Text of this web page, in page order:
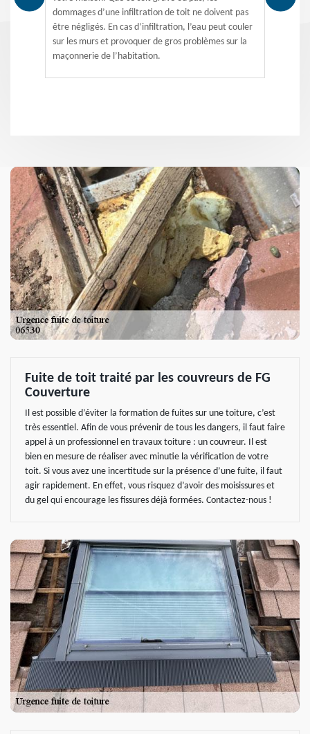
dommages d’une infiltration de toit ne doivent pas
être négligés. En cas d’infiltration, l’eau peut couler
sur les murs et provoquer de gros problèmes sur la
maçonnerie de l’habitation.
Fuite de toit traité par les couvreurs de FG
Couverture
Il est possible d’éviter la formation de fuites sur une toiture, c’est
très essentiel. Afin de vous prévenir de tous les dangers, il faut faire
appel à un professionnel en travaux toiture : un couvreur. Il est
bien en mesure de réaliser avec minutie la vérification de votre
toit. Si vous avez une incertitude sur la présence d’une fuite, il faut
agir rapidement. En effet, vous risquez d’avoir des moisissures et
du gel qui encourage les fissures déjà formées. Contactez-nous !